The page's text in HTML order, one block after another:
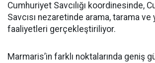
Cumhuriyet Savcılığı koordinesinde,
Savcısı nezaretinde arama, tarama
faaliyetleri gerçekleştiriliyor.
Marmaris’in farklı noktalarında geniş